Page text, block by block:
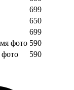
699
650
699
фото 590
фото
590